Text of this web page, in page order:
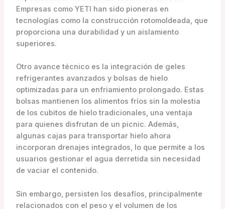
Empresas como YETI han sido pioneras en
tecnologías como la construcción rotomoldeada, que
proporciona una durabilidad y un aislamiento
superiores.
Otro avance técnico es la integración de geles
refrigerantes avanzados y bolsas de hielo
optimizadas para un enfriamiento prolongado. Estas
bolsas mantienen los alimentos fríos sin la molestia
de los cubitos de hielo tradicionales, una ventaja
para quienes disfrutan de un picnic. Además,
algunas cajas para transportar hielo ahora
incorporan drenajes integrados, lo que permite a los
usuarios gestionar el agua derretida sin necesidad
de vaciar el contenido.
Sin embargo, persisten los desafíos, principalmente
relacionados con el peso y el volumen de los